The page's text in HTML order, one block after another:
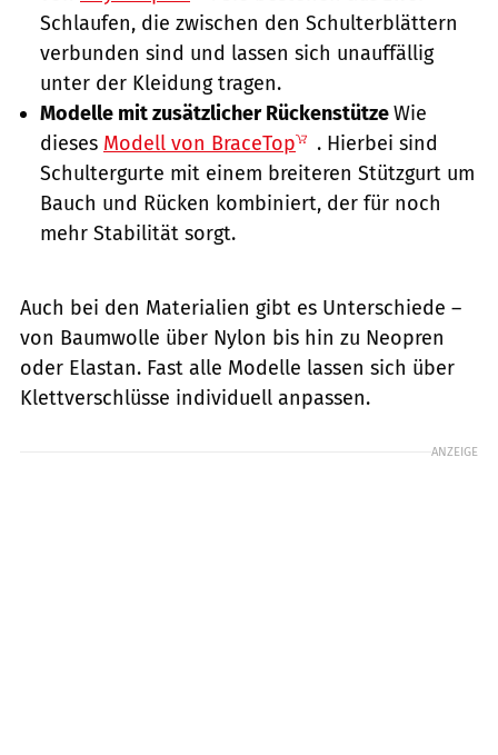
Schlaufen, die zwischen den Schulterblättern
verbunden sind und lassen sich unauffällig
unter der Kleidung tragen.
Modelle mit zusätzlicher RückenstützeWie
dieses Modell von BraceTop
. Hierbei sind
Schultergurte mit einem breiteren Stützgurt um
Bauch und Rücken kombiniert, der für noch
mehr Stabilität sorgt.
Auch bei den Materialien gibt es Unterschiede –
von Baumwolle über Nylon bis hin zu Neopren
oder Elastan. Fast alle Modelle lassen sich über
Klettverschlüsse individuell anpassen.
ANZEIGE